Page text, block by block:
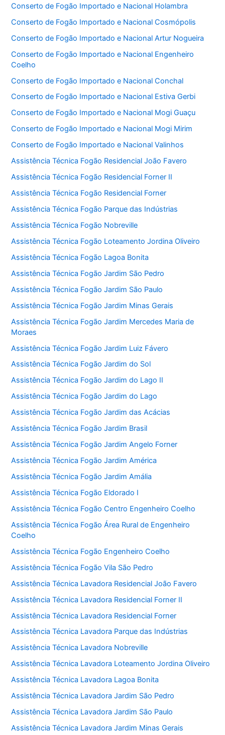
Conserto de Fogão Importado e Nacional Holambra
Conserto de Fogão Importado e Nacional Cosmópolis
Conserto de Fogão Importado e Nacional Artur Nogueira
Conserto de Fogão Importado e Nacional Engenheiro
Coelho
Conserto de Fogão Importado e Nacional Conchal
Conserto de Fogão Importado e Nacional Estiva Gerbi
Conserto de Fogão Importado e Nacional Mogi Guaçu
Conserto de Fogão Importado e Nacional Mogi Mirim
Conserto de Fogão Importado e Nacional Valinhos
Assistência Técnica Fogão Residencial João Favero
Assistência Técnica Fogão Residencial Forner II
Assistência Técnica Fogão Residencial Forner
Assistência Técnica Fogão Parque das Indústrias
Assistência Técnica Fogão Nobreville
Assistência Técnica Fogão Loteamento Jordina Oliveiro
Assistência Técnica Fogão Lagoa Bonita
Assistência Técnica Fogão Jardim São Pedro
Assistência Técnica Fogão Jardim São Paulo
Assistência Técnica Fogão Jardim Minas Gerais
Assistência Técnica Fogão Jardim Mercedes Maria de
Moraes
Assistência Técnica Fogão Jardim Luiz Fávero
Assistência Técnica Fogão Jardim do Sol
Assistência Técnica Fogão Jardim do Lago II
Assistência Técnica Fogão Jardim do Lago
Assistência Técnica Fogão Jardim das Acácias
Assistência Técnica Fogão Jardim Brasil
Assistência Técnica Fogão Jardim Angelo Forner
Assistência Técnica Fogão Jardim América
Assistência Técnica Fogão Jardim Amália
Assistência Técnica Fogão Eldorado I
Assistência Técnica Fogão Centro Engenheiro Coelho
Assistência Técnica Fogão Área Rural de Engenheiro
Coelho
Assistência Técnica Fogão Engenheiro Coelho
Assistência Técnica Fogão Vila São Pedro
Assistência Técnica Lavadora Residencial João Favero
Assistência Técnica Lavadora Residencial Forner II
Assistência Técnica Lavadora Residencial Forner
Assistência Técnica Lavadora Parque das Indústrias
Assistência Técnica Lavadora Nobreville
Assistência Técnica Lavadora Loteamento Jordina Oliveiro
Assistência Técnica Lavadora Lagoa Bonita
Assistência Técnica Lavadora Jardim São Pedro
Assistência Técnica Lavadora Jardim São Paulo
Assistência Técnica Lavadora Jardim Minas Gerais